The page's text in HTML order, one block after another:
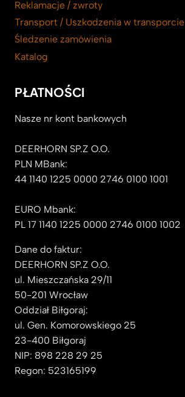
Reklamacje / zwroty
Transport / Uszkodzenia w transporcie
Śledzenie zamówienia
Katalog
PŁATNOŚCI
Nasze nr kont bankowych
DEERHORN SP.Z O.O.
PLN MBank:
44 1140 1225 0000 2746 0100 1001
EURO Mbank:
PL 17 1140 1225 0000 2746 0100 1002
Dane do faktur:
DEERHORN SP.Z O.O.
ul. Mieszczańska 29/11
50-201 Wrocław
Oddział Biłgoraj:
ul. Gen. Komorowskiego 25
23-400 Biłgoraj
NIP: 898 228 29 25
Regon: 523165199